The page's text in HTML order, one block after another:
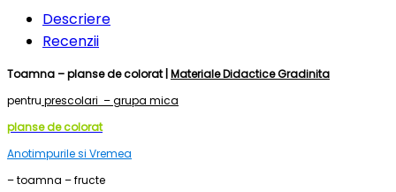
Descriere
Recenzii
Toamna – planse de colorat | Materiale Didactice Gradinita
pentru prescolari – grupa mica
planse de colorat
Anotimpurile si Vremea
– toamna – fructe